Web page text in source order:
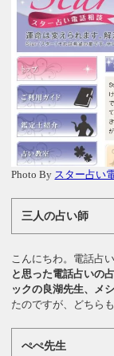
Photo By スター占い
三人の占い師
こんにちわ。電話占
と思った電話占いの
ックの良湖先生、メ
たのですが、どちら
ぺぺ先生